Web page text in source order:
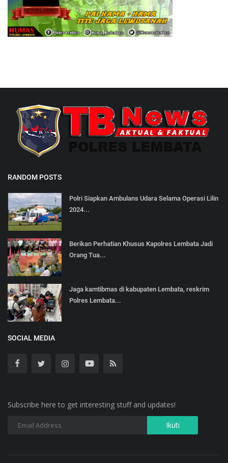
RANDOM POSTS
Polri Siapkan Ambulans Udara Selama Operasi Lilin
2024...
Berikan Perhatian Khusus Kapolres Lembata Jadi
Orang Tua...
Jaga kamtibmas di kabupaten Lembata, reskrim
Polres Lembata...
SOCIAL MEDIA
Subscribe here to get interesting stuff and updates!